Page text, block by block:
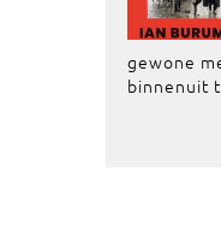
gewone
binnenuit